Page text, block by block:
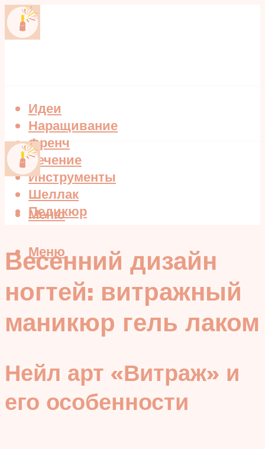
Идеи
Наращивание
Френч
Лечение
Инструменты
Шеллак
Педикюр
Меню
Меню
Весенний дизайн
ногтей: витражный
маникюр гель лаком
Нейл арт «Витраж» и
его особенности